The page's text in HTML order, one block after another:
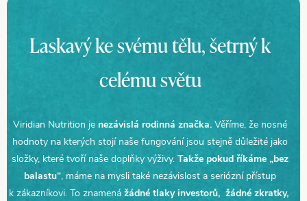
Laskavý ke svému tělu, šetrný k
celému světu
Viridian Nutrition je nezávislá rodinná značka. Věříme, že nosné
hodnoty na kterých stojí naše fungování jsou stejně důležité jako
složky, které tvoří naše doplňky výživy. Takže pokud říkáme „bez
balastu“, máme na mysli také nezávislost a seriózní přístup
k zákazníkovi. To znamená žádné tlaky investorů, žádné zkratky,